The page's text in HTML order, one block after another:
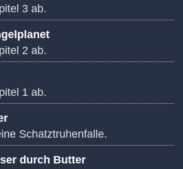
3 ab.
2 ab.
1 ab.
Schatztruhenfalle.
durch Butter